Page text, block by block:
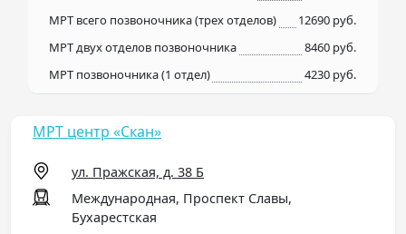
МРТ всего позвоночника (трех отделов)
12690 руб.
МРТ двух отделов позвоночника
8460 руб.
МРТ позвоночника (1 отдел)
4230 руб.
МРТ центр «Скан»
ул. Пражская, д. 38 Б
Международная, Проспект Славы,
Бухарестская